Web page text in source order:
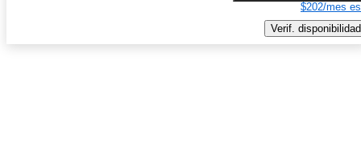
$202/mes
Verif. disponibilidad